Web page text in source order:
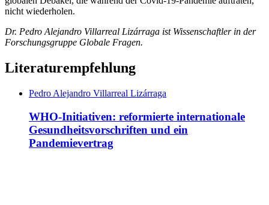
nicht wiederholen.
Dr. Pedro Alejandro Villarreal Lizárraga ist Wissenschaftler in der
Forschungsgruppe Globale Fragen.
Literaturempfehlung
Pedro Alejandro Villarreal Lizárraga
WHO-Initiativen: reformierte inter­nationale
Gesundheitsvorschriften und ein
Pandemievertrag